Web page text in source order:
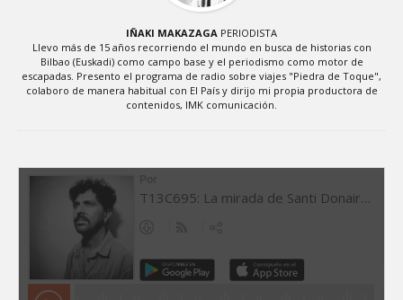
IÑAKI MAKAZAGA PERIODISTA
Llevo más de 15 años recorriendo el mundo en busca de historias con
Bilbao (Euskadi) como campo base y el periodismo como motor de
escapadas. Presento el programa de radio sobre viajes "Piedra de Toque",
colaboro de manera habitual con El País y dirijo mi propia productora de
contenidos, IMK comunicación.